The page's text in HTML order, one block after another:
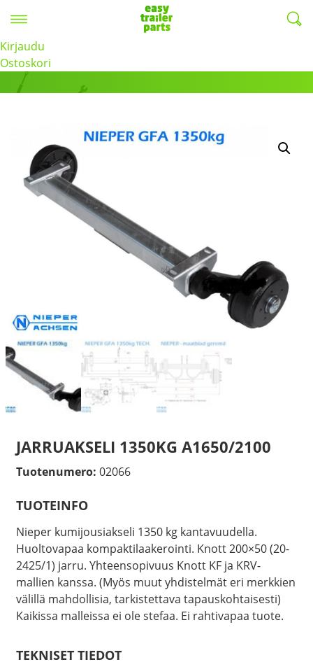
Kirjaudu
Ostoskori
Tuotteet
JARRUAKSELI 1350KG A1650/2100
Tuotenumero: 02066
TUOTEINFO
Nieper kumijousiakseli 1350 kg kantavuudella.
Huoltovapaa kompaktilaakerointi. Knott 200×50 (20-
2425/1) jarru. Yhteensopivuus Knott KF ja KRV-
mallien kanssa. (Myös muut yhdistelmät eri merkkien
välillä mahdollisia, tarkistettava tapauskohtaisesti)
Kaikissa malleissa ei ole stefaa. Ei rahtivapaa tuote.
TEKNISET TIEDOT